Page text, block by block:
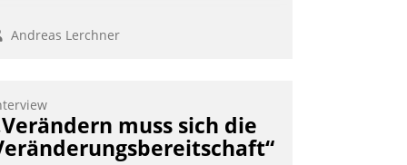
Andreas Lerchner
muss sich die